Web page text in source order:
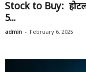
Stock to Buy:
5...
admin - February 6, 2025